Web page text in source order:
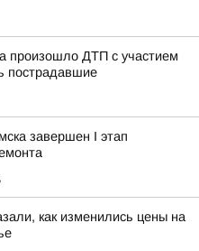
произошло ДТП с участием
пострадавшие
завершен I этап
как изменились цены на